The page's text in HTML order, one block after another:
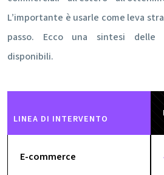
L’importante è usarle come leva
passo. Ecco una sintesi delle
disponibili.
LINEA DI INTERVENTO
E-commerce